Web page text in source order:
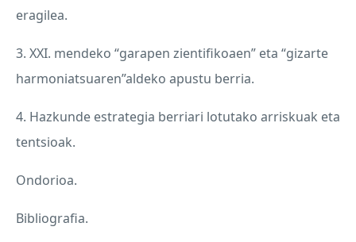
eragilea.
3. XXI. mendeko “garapen zientifikoaen” eta “gizarte
harmoniatsuaren”aldeko apustu berria.
4. Hazkunde estrategia berriari lotutako arriskuak eta
tentsioak.
Ondorioa.
Bibliografia.